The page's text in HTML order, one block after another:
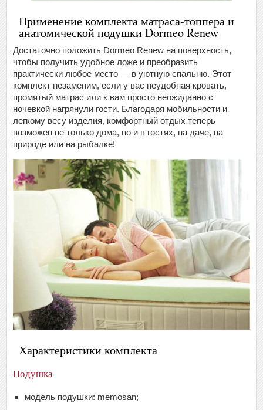
Применение комплекта матраса-топпера и
анатомической подушки Dormeo Renew
Достаточно положить Dormeo Renew на поверхность,
чтобы получить удобное ложе и преобразить
практически любое место — в уютную спальню. Этот
комплект незаменим, если у вас неудобная кровать,
промятый матрас или к вам просто неожиданно с
ночевкой нагрянули гости. Благодаря мобильности и
легкому весу изделия, комфортный отдых теперь
возможен не только дома, но и в гостях, на даче, на
природе или на рыбалке!
Характеристики комплекта
Подушка
модель подушки: memosan;